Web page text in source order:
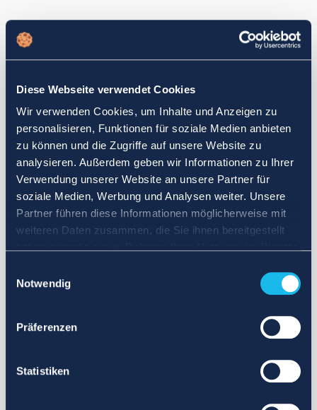
Diese Webseite verwendet Cookies
Wir verwenden Cookies, um Inhalte und Anzeigen zu
personalisieren, Funktionen für soziale Medien anbieten
zu können und die Zugriffe auf unsere Website zu
analysieren. Außerdem geben wir Informationen zu Ihrer
Verwendung unserer Website an unsere Partner für
soziale Medien, Werbung und Analysen weiter. Unsere
Partner führen diese Informationen möglicherweise mit
weiteren Daten zusammen, die Sie ihnen bereitgestellt
Notwendig
Präferenzen
Statistiken